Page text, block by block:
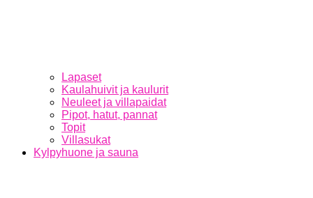
Lapaset
Kaulahuivit ja kaulurit
Neuleet ja villapaidat
Pipot, hatut, pannat
Topit
Villasukat
Kylpyhuone ja sauna